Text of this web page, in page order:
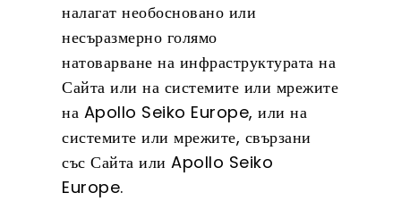
налагат необосновано или
несъразмерно голямо
натоварване на инфраструктурата на
Сайта или на системите или мрежите
на Apollo Seiko Europe, или на
системите или мрежите, свързани
със Сайта или Apollo Seiko
Europe.